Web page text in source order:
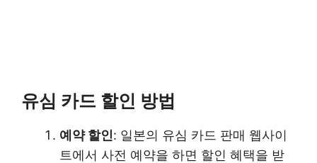
유심 카드 할인 방법
예약 할인: 일본의 유심 카드 판매 웹사이
트에서 사전 예약을 하면 할인 혜택을 받